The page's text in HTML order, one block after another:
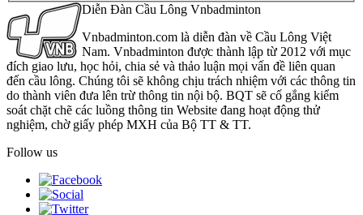
Diễn Đàn Cầu Lông Vnbadminton
Vnbadminton.com là diễn đàn về Cầu Lông Việt
Nam. Vnbadminton được thành lập từ 2012 với mục
đích giao lưu, học hỏi, chia sẻ và thảo luận mọi vấn đề liên quan
đến cầu lông. Chúng tôi sẽ không chịu trách nhiệm với các thông tin
do thành viên đưa lên trừ thông tin nội bộ. BQT sẽ cố gắng kiểm
soát chặt chẽ các luồng thông tin Website đang hoạt động thử
nghiệm, chờ giấy phép MXH của Bộ TT & TT.
Follow us